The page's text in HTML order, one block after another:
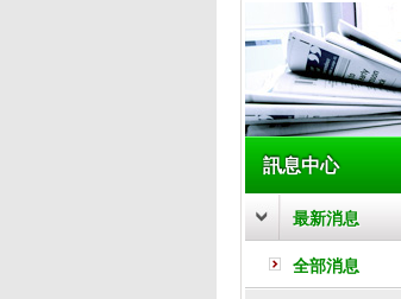
訊息中心
最新消息
全部消息